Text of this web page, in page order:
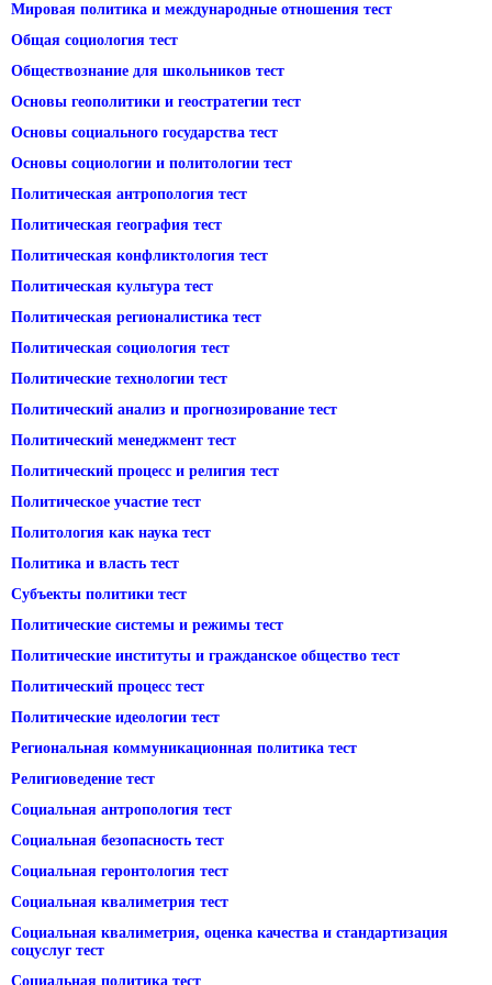
Мировая политика и международные отношения тест
Общая социология тест
Обществознание для школьников тест
Основы геополитики и геостратегии тест
Основы социального государства тест
Основы социологии и политологии тест
Политическая антропология тест
Политическая география тест
Политическая конфликтология тест
Политическая культура тест
Политическая регионалистика тест
Политическая социология тест
Политические технологии тест
Политический анализ и прогнозирование тест
Политический менеджмент тест
Политический процесс и религия тест
Политическое участие тест
Политология как наука тест
Политика и власть тест
Субъекты политики тест
Политические системы и режимы тест
Политические институты и гражданское общество тест
Политический процесс тест
Политические идеологии тест
Региональная коммуникационная политика тест
Религиоведение тест
Социальная антропология тест
Социальная безопасность тест
Социальная геронтология тест
Социальная квалиметрия тест
Социальная квалиметрия, оценка качества и стандартизация
соцуслуг тест
Социальная политика тест